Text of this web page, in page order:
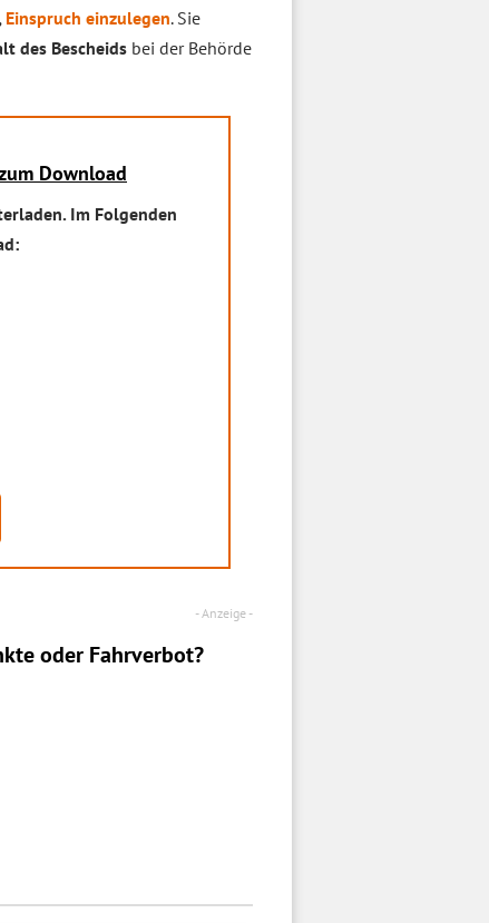
Einspruch einzulegen. Sie
des Bescheids bei der Behörde
Download
Im Folgenden
oder Fahrverbot?